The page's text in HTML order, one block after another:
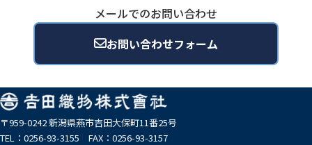
メールでのお問い合わせ
お問い合わせフォーム
〒959-0242 新潟県燕市吉田大保町11番25号
TEL：0256-93-3155 FAX：0256-93-3157